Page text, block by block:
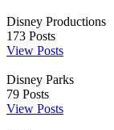
Disney Productions
173 Posts
View Posts
Disney Parks
79 Posts
View Posts